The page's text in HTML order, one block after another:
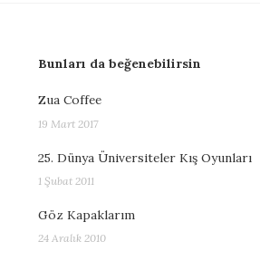
Bunları da beğenebilirsin
Zua Coffee
19 Mart 2017
25. Dünya Üniversiteler Kış Oyunları
1 Şubat 2011
Göz Kapaklarım
24 Aralık 2010